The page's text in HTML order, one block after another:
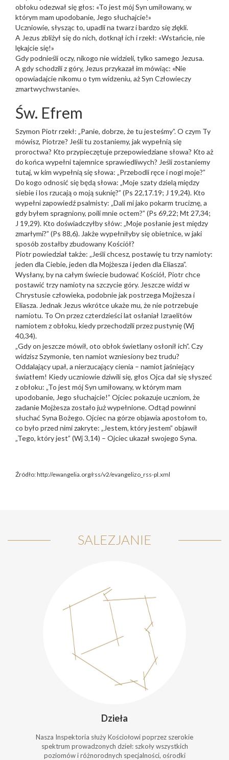
obłoku odezwał się głos: «To jest mój Syn umiłowany, w
którym mam upodobanie, Jego słuchajcie!»
Uczniowie, słysząc to, upadli na twarz i bardzo się zlękli.
A Jezus zbliżył się do nich, dotknął ich i rzekł: «Wstańcie, nie
lękajcie się!»
Gdy podnieśli oczy, nikogo nie widzieli, tylko samego Jezusa.
A gdy schodzili z góry, Jezus przykazał im mówiąc: «Nie
opowiadajcie nikomu o tym widzeniu, aż Syn Człowieczy
zmartwychwstanie».
Św. Efrem
Szymon Piotr rzekł: „Panie, dobrze, że tu jesteśmy”. O czym Ty
mówisz, Piotrze? Jeśli tu zostaniemy, jak wypełnią się
proroctwa? Kto przypieczętuje przepowiedziane słowa? Kto aż
do końca wypełni tajemnice sprawiedliwych? Jeśli zostaniemy
tutaj, w kim wypełnią się słowa: „Przebodli ręce i nogi moje?”
Do kogo odnosić się będą słowa: „Moje szaty dzielą między
siebie i los rzucają o moją suknię?” (Ps 22,17.19; J 19,24). Kto
wypełni zapowiedź psalmisty: „Dali mi jako pokarm truciznę, a
gdy byłem spragniony, poili mnie octem?” (Ps 69,22; Mt 27,34;
J 19,29). Kto doświadczyłby słów: „Moje posłanie jest między
zmarłymi?” (Ps 88,6). Jakże wypełniłyby się obietnice, w jaki
sposób zostałby zbudowany Kościół?
Piotr powiedział także: „Jeśli chcesz, postawię tu trzy namioty:
jeden dla Ciebie, jeden dla Mojżesza i jeden dla Eliasza”.
Wysłany, by na całym świecie budować Kościół, Piotr chce
postawić trzy namioty na szczycie góry. Jeszcze widzi w
Chrystusie człowieka, podobnie jak postrzega Mojżesza i
Eliasza. Jednak Jezus wkrótce ukaże mu, że nie potrzebuje
namiotu. To On przez czterdzieści lat osłaniał Izraelitów
namiotem z obłoku, kiedy przechodzili przez pustynię (Wj
40,34).
„Gdy on jeszcze mówił, oto obłok świetlany osłonił ich”. Czy
widzisz Szymonie, ten namiot wzniesiony bez trudu?
Oddalający upał, a nierzucający cienia – namiot jaśniejący
światłem! Kiedy uczniowie dziwili się, głos Ojca dał się słyszeć
z obłoku: „To jest mój Syn umiłowany, w którym mam
upodobanie, Jego słuchajcie!” Ojciec pokazuje uczniom, że
zadanie Mojżesza zostało już wypełnione. Odtąd powinni
słuchać Syna Bożego. Ojciec na górze objawia apostołom to,
co było przed nimi zakryte: „Jestem, który jestem” objawił
„Tego, który jest” (Wj 3,14) – Ojciec ukazał swojego Syna.
Źródło: http://ewangelia.org/rss/v2/evangelizo_rss-pl.xml
SALEZJANIE
Dzieła
Nasza Inspektoria służy Kościołowi poprzez szerokie
spektrum prowadzonych dzieł: szkoły wszystkich
poziomów i różnorodnych specjalności, ośrodki